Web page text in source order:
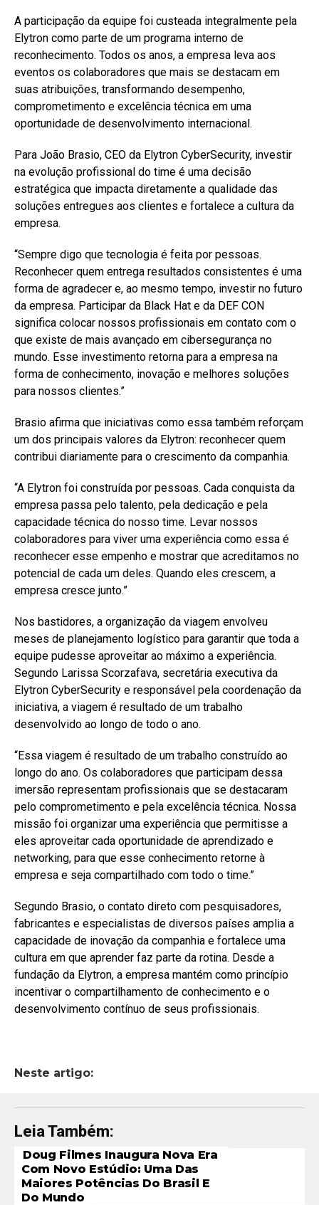
A participação da equipe foi custeada integralmente pela
Elytron como parte de um programa interno de
reconhecimento. Todos os anos, a empresa leva aos
eventos os colaboradores que mais se destacam em
suas atribuições, transformando desempenho,
comprometimento e excelência técnica em uma
oportunidade de desenvolvimento internacional.
Para João Brasio, CEO da Elytron CyberSecurity, investir
na evolução profissional do time é uma decisão
estratégica que impacta diretamente a qualidade das
soluções entregues aos clientes e fortalece a cultura da
empresa.
“Sempre digo que tecnologia é feita por pessoas.
Reconhecer quem entrega resultados consistentes é uma
forma de agradecer e, ao mesmo tempo, investir no futuro
da empresa. Participar da Black Hat e da DEF CON
significa colocar nossos profissionais em contato com o
que existe de mais avançado em cibersegurança no
mundo. Esse investimento retorna para a empresa na
forma de conhecimento, inovação e melhores soluções
para nossos clientes.”
Brasio afirma que iniciativas como essa também reforçam
um dos principais valores da Elytron: reconhecer quem
contribui diariamente para o crescimento da companhia.
“A Elytron foi construída por pessoas. Cada conquista da
empresa passa pelo talento, pela dedicação e pela
capacidade técnica do nosso time. Levar nossos
colaboradores para viver uma experiência como essa é
reconhecer esse empenho e mostrar que acreditamos no
potencial de cada um deles. Quando eles crescem, a
empresa cresce junto.”
Nos bastidores, a organização da viagem envolveu
meses de planejamento logístico para garantir que toda a
equipe pudesse aproveitar ao máximo a experiência.
Segundo Larissa Scorzafava, secretária executiva da
Elytron CyberSecurity e responsável pela coordenação da
iniciativa, a viagem é resultado de um trabalho
desenvolvido ao longo de todo o ano.
“Essa viagem é resultado de um trabalho construído ao
longo do ano. Os colaboradores que participam dessa
imersão representam profissionais que se destacaram
pelo comprometimento e pela excelência técnica. Nossa
missão foi organizar uma experiência que permitisse a
eles aproveitar cada oportunidade de aprendizado e
networking, para que esse conhecimento retorne à
empresa e seja compartilhado com todo o time.”
Segundo Brasio, o contato direto com pesquisadores,
fabricantes e especialistas de diversos países amplia a
capacidade de inovação da companhia e fortalece uma
cultura em que aprender faz parte da rotina. Desde a
fundação da Elytron, a empresa mantém como princípio
incentivar o compartilhamento de conhecimento e o
desenvolvimento contínuo de seus profissionais.
Neste artigo:
Leia Também:
Doug Filmes Inaugura Nova Era
Com Novo Estúdio: Uma Das
Maiores Potências Do Brasil E
Do Mundo